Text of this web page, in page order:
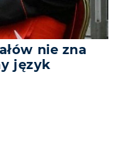
nie zna
język